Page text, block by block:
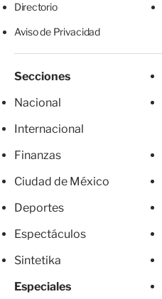
Directorio
Aviso de Privacidad
Secciones
Nacional
Internacional
Finanzas
Ciudad de México
Deportes
Espectáculos
Sintetika
Especiales